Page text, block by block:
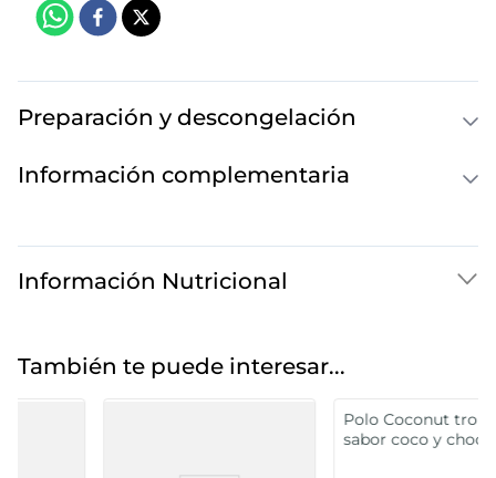
Preparación y descongelación
Información complementaria
Información Nutricional
También te puede interesar...